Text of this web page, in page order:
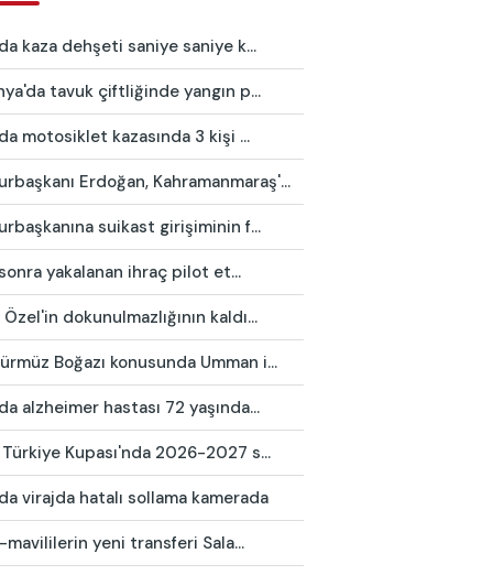
kaza dehşeti saniye saniye k...
tavuk çiftliğinde yangın p...
motosiklet kazasında 3 kişi ...
Erdoğan, Kahramanmaraş'...
suikast girişiminin f...
yakalanan ihraç pilot et...
dokunulmazlığının kaldı...
Boğazı konusunda Umman i...
alzheimer hastası 72 yaşında...
Kupası'nda 2026-2027 s...
virajda hatalı sollama kamerada
mavililerin yeni transferi Sala...